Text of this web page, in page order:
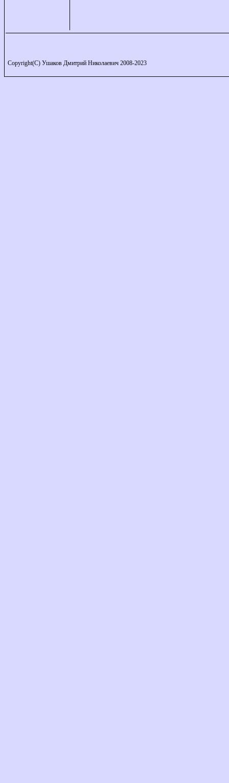
Copyright(C) Ушаков Дмитрий Николаевич 2008-2023